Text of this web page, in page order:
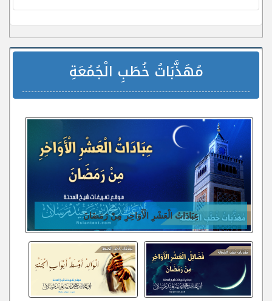
مُهَذَّبَاتُ خُطَبِ الْجُمُعَةِ
عِبَادَاتُ الْعَشْرِ الْأَوَاخِرِ مِنْ رَمَضَانَ